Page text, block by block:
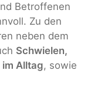
Betroffenen
Zu den
neben dem
Schwielen,
Alltag, sowie